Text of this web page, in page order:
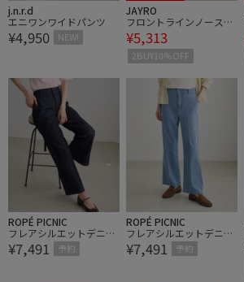
j.n.r.d
エニワンワイドパンツ
¥4,950 NEW!
JAYRO
フロントラインノースリ
ワンピース
¥5,313
2BUY10%OFF
ROPÉ PICNIC
フレアシルエットデニム
パンツ
¥7,491 予約
ROPÉ PICNIC
フレアシルエットデニム
パンツ
¥7,491 予約